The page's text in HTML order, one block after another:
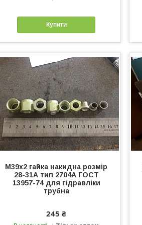
Купити
М39х2 гайка накидна розмір
28-31А тип 2704А ГОСТ
13957-74 для гідравліки
трубна
245 ₴